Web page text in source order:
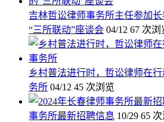
吉林哲讼律师事务所主任参加
“三所联动”座谈会 04/12 67 次浏
乡村普法进行时，哲讼律师在
务所 04/12 45 次浏览
事务所最新招聘信息 10/29 65